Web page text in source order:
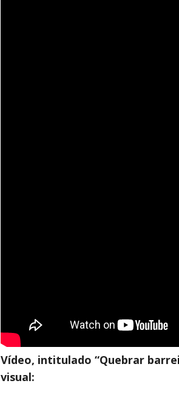
Vídeo, intitulado “Quebrar
visual: